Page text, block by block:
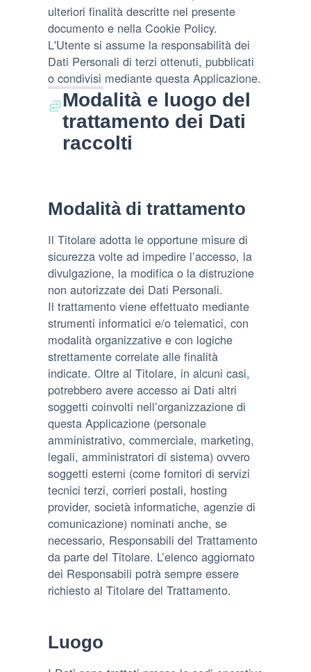
ulteriori finalità descritte nel presente
documento e nella Cookie Policy.
L'Utente si assume la responsabilità dei
Dati Personali di terzi ottenuti, pubblicati
o condivisi mediante questa Applicazione.
Modalità e luogo del
trattamento dei Dati
raccolti
Modalità di trattamento
Il Titolare adotta le opportune misure di
sicurezza volte ad impedire l’accesso, la
divulgazione, la modifica o la distruzione
non autorizzate dei Dati Personali.
Il trattamento viene effettuato mediante
strumenti informatici e/o telematici, con
modalità organizzative e con logiche
strettamente correlate alle finalità
indicate. Oltre al Titolare, in alcuni casi,
potrebbero avere accesso ai Dati altri
soggetti coinvolti nell’organizzazione di
questa Applicazione (personale
amministrativo, commerciale, marketing,
legali, amministratori di sistema) ovvero
soggetti esterni (come fornitori di servizi
tecnici terzi, corrieri postali, hosting
provider, società informatiche, agenzie di
comunicazione) nominati anche, se
necessario, Responsabili del Trattamento
da parte del Titolare. L’elenco aggiornato
dei Responsabili potrà sempre essere
richiesto al Titolare del Trattamento.
Luogo